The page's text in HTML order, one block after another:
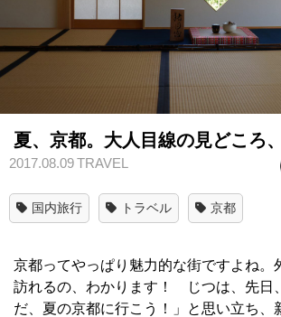
夏、京都。大人目線の見どころ
2017.08.09TRAVEL
国内旅行 トラベル 京都
京都ってやっぱり魅力的な街ですよね。
訪れるの、わかります！ じつは、先日
だ、夏の京都に行こう！」と思い立ち、